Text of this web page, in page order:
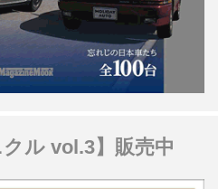
ル vol.3】販売中